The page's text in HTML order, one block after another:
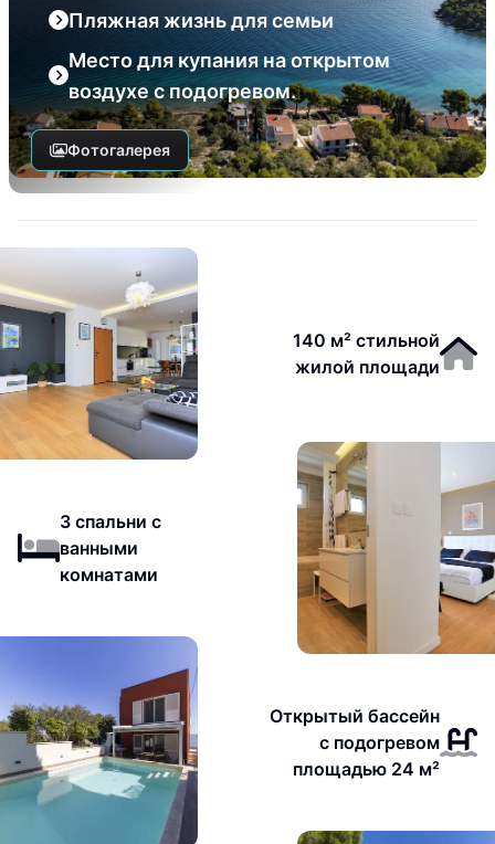
Пляжная жизнь для семьи
Место для купания на открытом
воздухе с подогревом.
Фотогалерея
140 м² стильной
жилой площади
3 спальни с
ванными
комнатами
Открытый бассейн
с подогревом
площадью 24 м²